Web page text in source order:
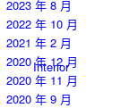
Interior
2023 年 8 月
2022 年 10 月
2021 年 2 月
2020 年 12 月
2020 年 11 月
2020 年 9 月